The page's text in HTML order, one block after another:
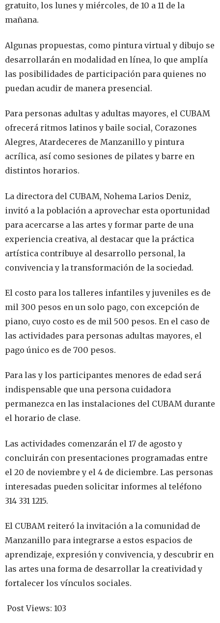
gratuito, los lunes y miércoles, de 10 a 11 de la
mañana.
Algunas propuestas, como pintura virtual y dibujo se
desarrollarán en modalidad en línea, lo que amplía
las posibilidades de participación para quienes no
puedan acudir de manera presencial.
Para personas adultas y adultas mayores, el CUBAM
ofrecerá ritmos latinos y baile social, Corazones
Alegres, Atardeceres de Manzanillo y pintura
acrílica, así como sesiones de pilates y barre en
distintos horarios.
La directora del CUBAM, Nohema Larios Deniz,
invitó a la población a aprovechar esta oportunidad
para acercarse a las artes y formar parte de una
experiencia creativa, al destacar que la práctica
artística contribuye al desarrollo personal, la
convivencia y la transformación de la sociedad.
El costo para los talleres infantiles y juveniles es de
mil 300 pesos en un solo pago, con excepción de
piano, cuyo costo es de mil 500 pesos. En el caso de
las actividades para personas adultas mayores, el
pago único es de 700 pesos.
Para las y los participantes menores de edad será
indispensable que una persona cuidadora
permanezca en las instalaciones del CUBAM durante
el horario de clase.
Las actividades comenzarán el 17 de agosto y
concluirán con presentaciones programadas entre
el 20 de noviembre y el 4 de diciembre. Las personas
interesadas pueden solicitar informes al teléfono
314 331 1215.
El CUBAM reiteró la invitación a la comunidad de
Manzanillo para integrarse a estos espacios de
aprendizaje, expresión y convivencia, y descubrir en
las artes una forma de desarrollar la creatividad y
fortalecer los vínculos sociales.
Post Views: 103